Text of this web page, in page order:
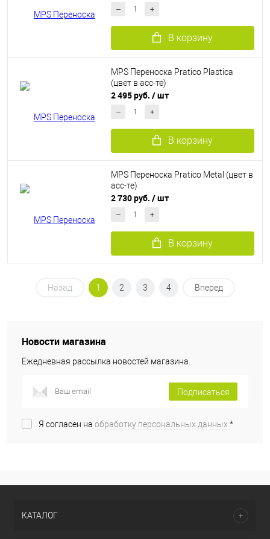
В корзину
MPS Переноска Pratico Plastica
(цвет в асс-те)
2 495 руб. / шт
В корзину
MPS Переноска Pratico Metal (цвет в
асс-те)
2 730 руб. / шт
В корзину
Назад 1 2 3 4 Вперед
Новости магазина
Ежедневная рассылка новостей магазина.
Подписаться
Я согласен на обработку персональных данных.*
КАТАЛОГ